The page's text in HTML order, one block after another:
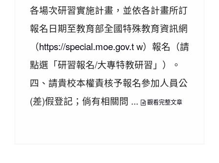
各場次研習實施計畫，並依各計畫所訂
報名日期至教育部全國特殊教育資訊網
（https://special.moe.gov.tw）報名（請
點選「研習報名/大專特教研習」）。
四、請貴校本權責核予報名參加人員公
(差)假登記；倘有相關問 ...
觀看完整文章